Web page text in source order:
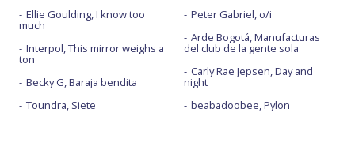
Ellie Goulding, I know too
much
Interpol, This mirror weighs a
ton
Becky G, Baraja bendita
Toundra, Siete
Peter Gabriel, o/i
Arde Bogotá, Manufacturas
del club de la gente sola
Carly Rae Jepsen, Day and
night
beabadoobee, Pylon